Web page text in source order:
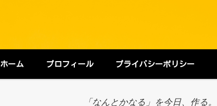
ホーム プロフィール プライバシーポリシー
「なんとかなる」を今日、作る。